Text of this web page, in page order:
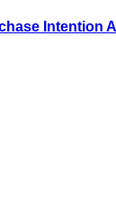
Intention